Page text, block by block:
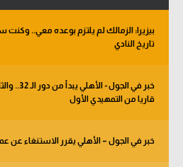
بيزيرا: الزمالك لم يلتزم بوعده معي..
تاريخ النادي
خبر في
قاريا من التمهيدي الأول
خبر في الجول – الأهلي يقرر الاستنغاء عن